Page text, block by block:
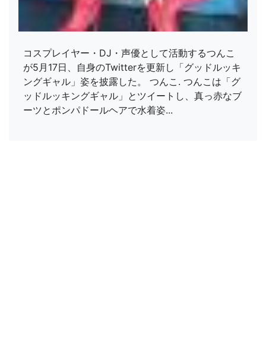
コスプレイヤー・DJ・声優として活動するつんこ
が5月17日、自身のTwitterを更新し「グッドルッキ
ングギャル」姿を披露した。 つんこ. つんこは「グ
ッドルッキングギャル」とツイートし、真っ赤なブ
ーツとポンパドールヘアで水着姿...